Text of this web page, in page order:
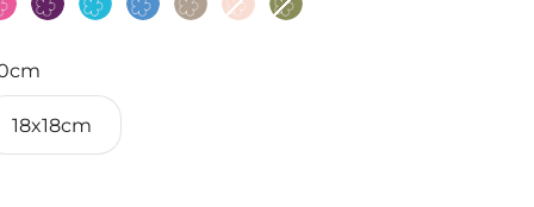
Pink Lila TürkisHellblauTaupeAltrosaOlive
18x18cm